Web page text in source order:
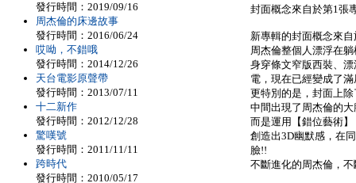
封面概念來自於第1張
新專輯的封面概念來
周杰倫整個人漂浮在
身穿條文窄版西裝、
電，現在已經變成了
更特別的是，封面上
中間出現了周杰倫的
而是運用【錯位藝術
創造出3D幽默感，在
臉!!
不斷進化的周杰倫，
發行時間：2019/09/16
周杰倫的床邊故事
發行時間：2016/06/24
哎呦，不錯哦
發行時間：2014/12/26
天台電影原聲帶
發行時間：2013/07/11
十二新作
發行時間：2012/12/28
驚嘆號
發行時間：2011/11/11
跨時代
發行時間：2010/05/17